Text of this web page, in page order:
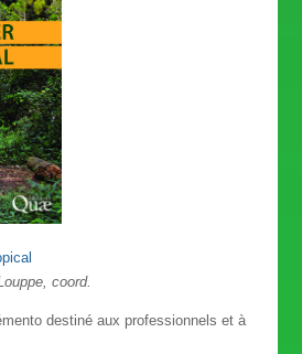
coord.
destiné aux professionnels et à